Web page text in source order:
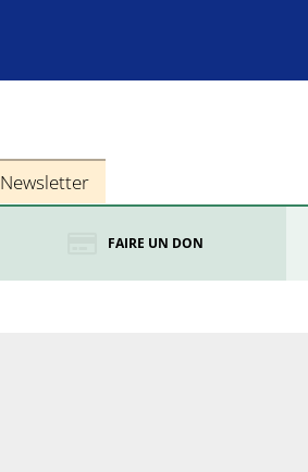
Newsletter
FAIRE UN DON